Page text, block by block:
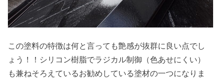
この塗料の特徴は何と言っても艶感が抜群に良い点でし
ょう！！シリコン樹脂でラジカル制御（色あせにくい）
も兼ねそろえているお勧めしている塗材の一つになりま